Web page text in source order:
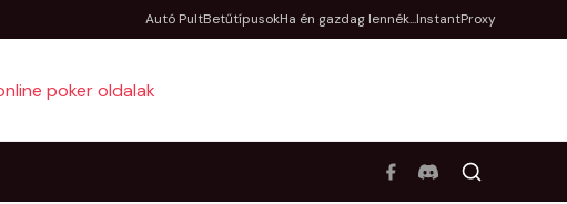
Autó PultBetűtípusokHa én gazdag lennék...InstantProxy